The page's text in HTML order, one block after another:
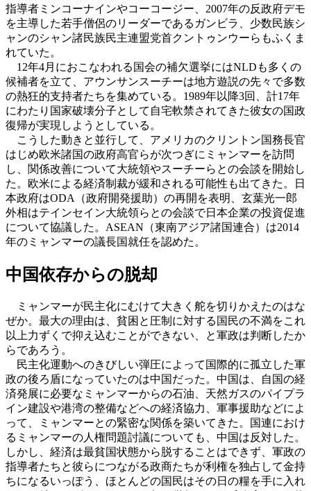
指導者ミンコーナインやコーコージー、2007年の反政府デモ
を主導した若手僧侶のリーダーであるガンビラ、少数民族シ
ャンのシャン諸民族民主連盟党首クントゥンウーらもふくま
れていた。
12年4月におこなわれる国会の補欠選挙にはNLDも多くの
候補者を立て、アウンサンスーチーは地方遊説の先々で多数
の熱狂的支持者たちを集めている。1989年以降3回、計17年
にわたり国家破壊分子として自宅軟禁されてきた彼女の国政
復帰が実現しようとしている。
こうした動きと並行して、アメリカのクリントン国務長官
はじめ欧米諸国の政府高官らが次つぎにミャンマーを訪問
し、関係改善について大統領やスーチーらとの会談を開始し
た。欧米による経済制裁が緩和される可能性も出てきた。日
本政府はODA（政府開発援助）の再開を表明、玄葉光一郎
外相はテインセイン大統領らとの会談で日本企業の投資促進
について協議した。ASEAN（東南アジア諸国連合）は2014
年のミャンマーの議長国就任を認めた。
中国依存からの脱却
ミャンマーが民主化にむけて大きく舵を切りかえたのはな
ぜか。最大の理由は、貧困と圧制に対する国民の不満をこれ
以上力ずくで抑え込むことができない、と軍政は判断したか
らであろう。
民主化運動へのきびしい弾圧によって国際的に孤立した軍
政の後ろ盾になっていたのは中国だった。中国は、自国の経
済発展に必要なミャンマーからの石油、天然ガスのパイプラ
イン建設や港湾の整備などへの経済協力、軍事援助などによ
って、ミャンマーとの緊密な関係を築いてきた。国連におけ
るミャンマーの人権問題討議についても、中国は反対した。
しかし、経済は最貧国状態から脱することはできず、軍政の
指導者たちと彼らにつながる政商たちが利権を独占して金持
ちになるいっぽう、ほとんどの国民はその日の糧を手に入れ